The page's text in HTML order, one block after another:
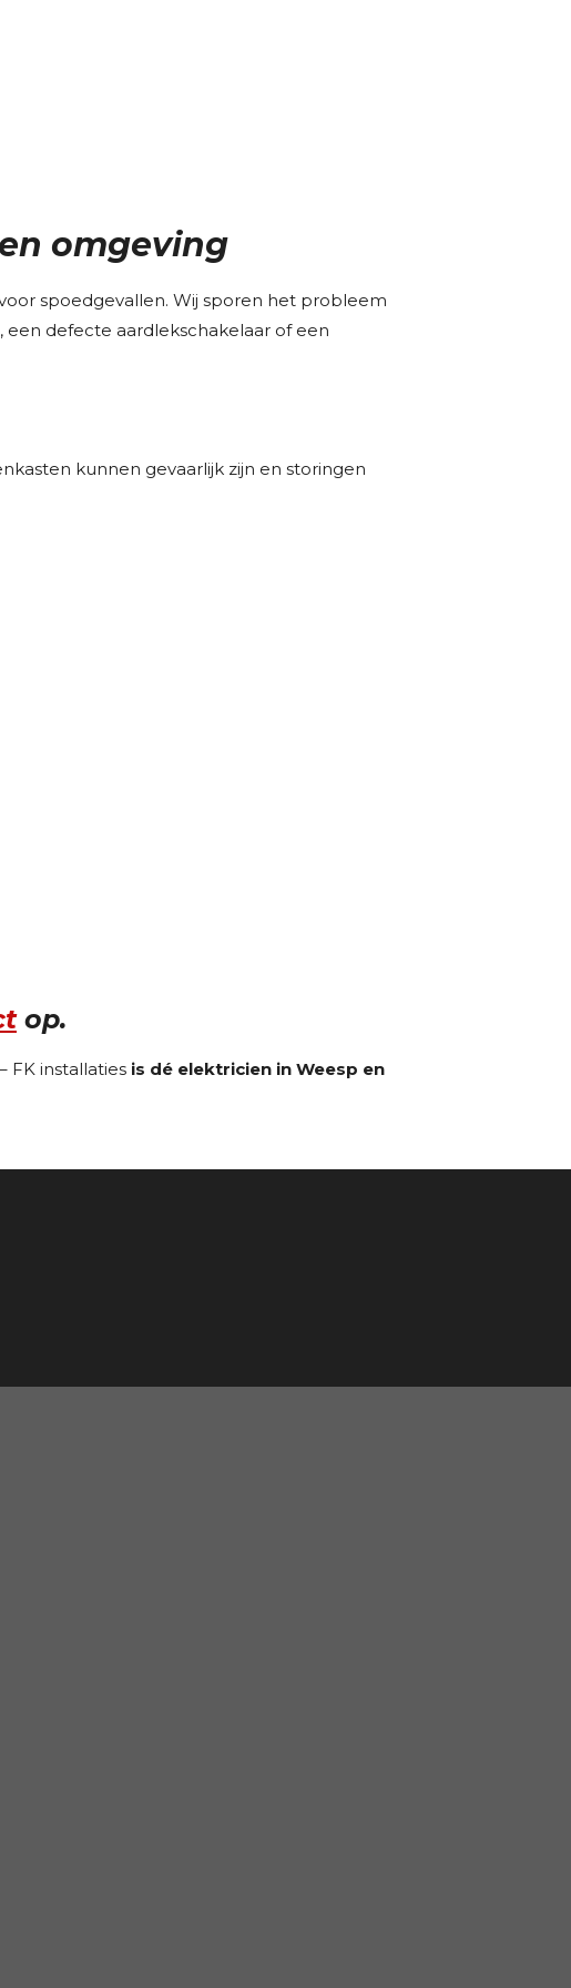
omgeving
spoedgevallen. Wij sporen het probleem
defecte aardlekschakelaar of een
kunnen gevaarlijk zijn en storingen
op.
FK installaties is dé elektricien in Weesp en